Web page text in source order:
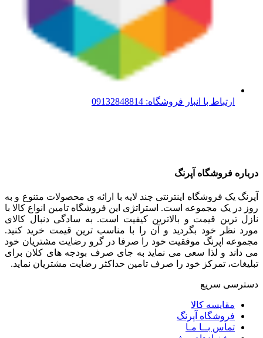
ارتباط با انبار فروشگاه: 09132848814
درباره فروشگاه آپرنگ
آپرنگ یک فروشگاه اینترنتی چند لایه با ارائه ی محصولات متنوع و به
روز در یک مجموعه است. استراتژی این فروشگاه تامین انواع کالا با
نازل ترین قیمت و بالاترین کیفیت است. به سادگی دنبال کالای
مورد نظر خود بگردید و آن را با مناسب ترین قیمت خرید کنید.
مجموعه اپرنگ موفقیت خود را صرفا در گرو رضایت مشتریان خود
می داند و لذا سعی می نماید به جای صرف بودجه های کلان برای
تبلیغات، تمرکز خود را صرف تامین حداکثر رضایت مشتریان نماید‌.
دسترسی سریع
مقایسه کالا
فروشگاه آپرنگ
تماس بــا مـا